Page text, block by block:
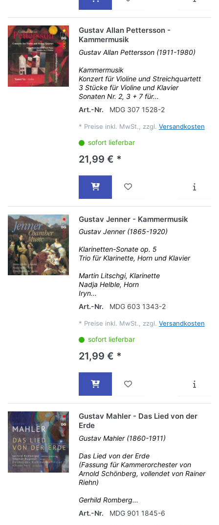
Gustav Allan Pettersson -
Kammermusik
Gustav Allan Pettersson (1911-1980)
Kammermusik
Konzert für Violine und Streichquartett
3 Stücke für Violine und Klavier
Sonaten Nr. 2, 3 + 7 für...
Art.-Nr.
MDG 307 1528-2
* Preise inkl. MwSt., zzgl. Versandkosten
sofort lieferbar
21,99 € *
Gustav Jenner - Kammermusik
Gustav Jenner (1865-1920)
Klarinetten-Sonate op. 5
Trio für Klarinette, Horn und Klavier
Martin Litschgi, Klarinette
Nadja Helble, Horn
Iryn...
Art.-Nr.
MDG 603 1343-2
* Preise inkl. MwSt., zzgl. Versandkosten
sofort lieferbar
21,99 € *
Gustav Mahler - Das Lied von der
Erde
Gustav Mahler (1860-1911)
Das Lied von der Erde
(Fassung für Kammerorchester von
Arnold Schönberg, vollendet von Rainer
Riehn)
Gerhild Romberg...
Art.-Nr.
MDG 901 1845-6